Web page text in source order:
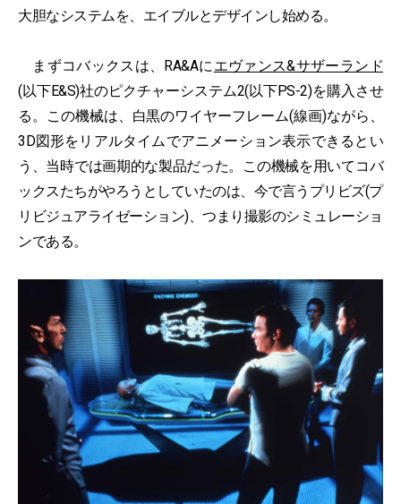
大胆なシステムを、エイブルとデザインし始める。
まずコバックスは、RA&Aにエヴァンス&サザーランド
(以下E&S)社のピクチャーシステム2(以下PS-2)を購入させ
る。この機械は、白黒のワイヤーフレーム(線画)ながら、
3D図形をリアルタイムでアニメーション表示できるとい
う、当時では画期的な製品だった。この機械を用いてコバ
ックスたちがやろうとしていたのは、今で言うプリビズ(プ
リビジュアライゼーション)、つまり撮影のシミュレーショ
ンである。